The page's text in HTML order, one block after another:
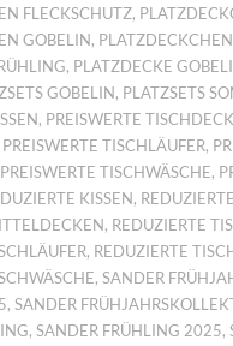
FLECKSCHUTZ,
GOBELIN ,
, PLATZDECKE
GOBELIN, PLATZSETS
, PREISWERTE
PREISWERTE TISCHLÄUFER,
PREISWERTE TISCHWÄSCHE,
KISSEN ,
, REDUZIERTE
, REDUZIERTE
,SANDER
,SANDER
,SANDER FRÜHLING 2025,